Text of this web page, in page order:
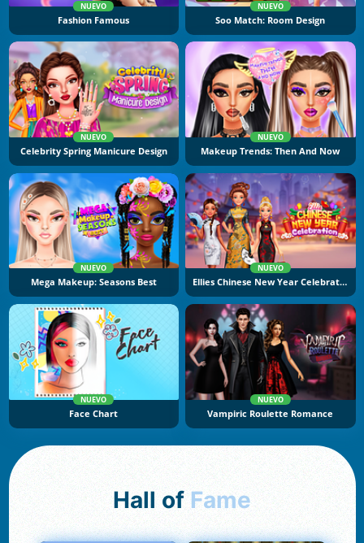
NUEVO
Fashion Famous
NUEVO
Soo Match: Room Design
NUEVO
Celebrity Spring Manicure Design
NUEVO
Makeup Trends: Then And Now
NUEVO
Mega Makeup: Seasons Best
NUEVO
Ellies Chinese New Year Celebration
NUEVO
Face Chart
NUEVO
Vampiric Roulette Romance
Hall of Fame